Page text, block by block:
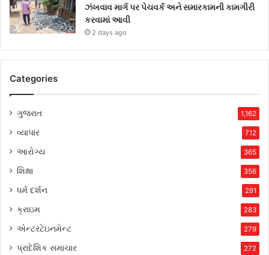
ઝંખવાવ માર્ગ પર પેચવર્ક અને સમારકામની કામગીરી
કરવામાં આવી
2 days ago
Categories
ગુજરાત 1,162
વ્યાપાર 712
આરોગ્ય 365
શિક્ષા 356
ધર્મ દર્શન 291
ક્રાઇમ 283
એન્ટરટેઇનમેન્ટ 279
પ્રાદેશિક સમાચાર 272